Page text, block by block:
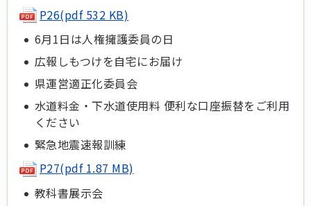
P26(pdf 532 KB)
6月1日は人権擁護委員の日
広報しもつけを自宅にお届け
県運営適正化委員会
水道料金・下水道使用料 便利な口座振替をご利用
ください
緊急地震速報訓練
P27(pdf 1.87 MB)
教科書展示会